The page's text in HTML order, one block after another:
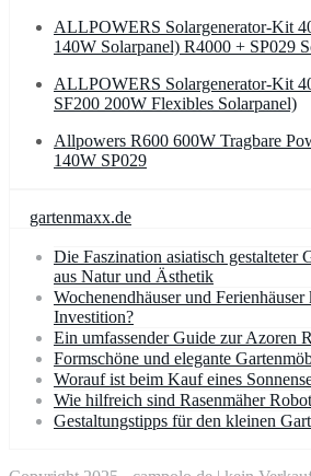
ALLPOWERS Solargenerator-Kit
140W Solarpanel) R4000 + SP029
ALLPOWERS Solargenerator-Kit
SF200 200W Flexibles Solarpanel)
Allpowers R600 600W Tragbare
140W SP029
gartenmaxx.de
Die Faszination asiatisch gestalteter
aus Natur und Ästhetik
Wochenendhäuser und
Investition?
Ein umfassender Guide zur Azoren
Formschöne und elegante
Worauf ist beim Kauf eines
Wie hilfreich sind Rasenmäher
Gestaltungstipps für den kleinen